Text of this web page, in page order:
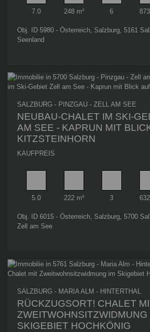
Zimmer
7.0
Wohnfläche
248 m²
Badezimmer
6
Obj. ID 5980 - Österreich, Salzburg, 5161
Seenland
SALZBURG - PINZGAU - ZELL AM SEE
NEUBAU-CHALET IM SKI-
AM SEE - KAPRUN MIT
KITZSTEINHORN
KAUFPREIS
Zimmer
5.0
Wohnfläche
222 m²
Badezimmer
3
Obj. ID 6015 - Österreich, Salzburg, 5700
Zell am See
SALZBURG - MARIA ALM - HINTERTHAL
RÜCKZUGSORT! CHALET
ZWEITWOHNSITZWIDMUNG
SKIGEBIET HOCHKÖNIG